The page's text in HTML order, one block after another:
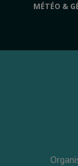
MÉTÉO &